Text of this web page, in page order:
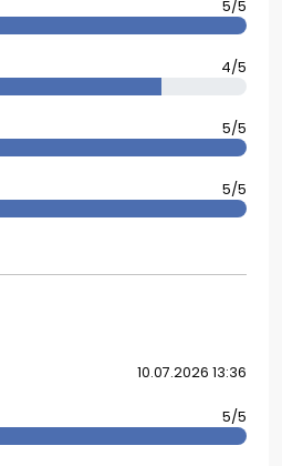
5/5
4/5
5/5
5/5
10.07.2026 13:36
5/5